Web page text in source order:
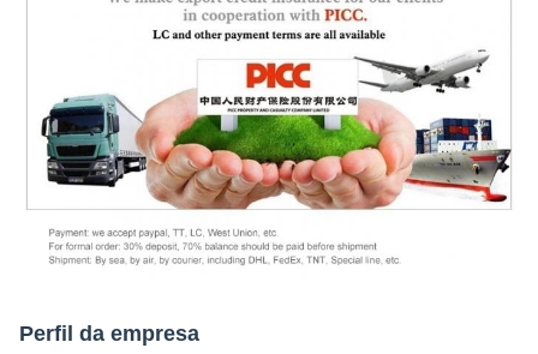
Perfil da empresa